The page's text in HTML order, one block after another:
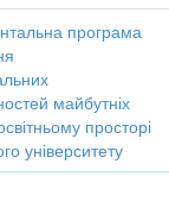
програма
майбутніх
просторі
університету